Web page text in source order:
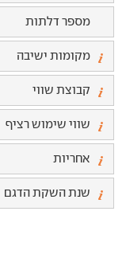
מספר דלתות
מקומות ישיבה
קבוצת שווי
שווי שימוש רציף
אחריות
שנת השקת הדגם